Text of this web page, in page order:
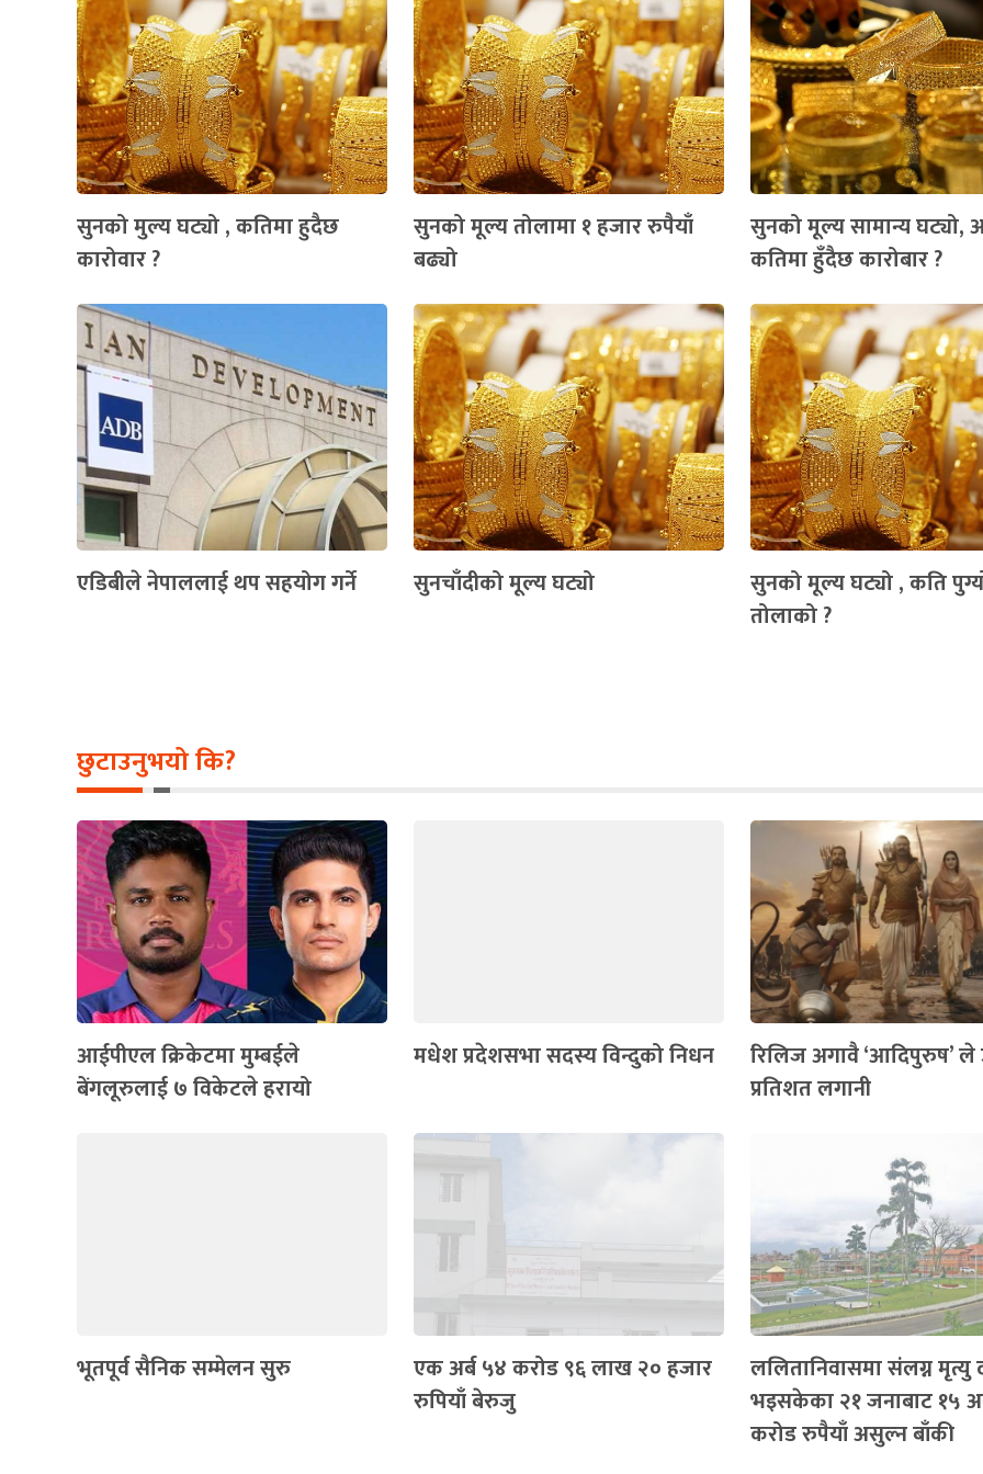
सुनको मुल्य घट्यो , कतिमा हुदैछ
कारोवार ?
सुनको मूल्य तोलामा १ हजार रुपैयाँ
बढ्यो
सुनको मूल्य सामान्य
कतिमा हुँदैछ कारोबार ?
एडिबीले नेपाललाई थप सहयोग गर्ने सुनचाँदीको मूल्य घट्यो
सुनको मूल्य घट्यो , कति
तोलाको ?
छुटाउनुभयो कि?
आईपीएल क्रिकेटमा मुम्बईले
बेंगलूरुलाई ७ विकेटले हरायो
मधेश प्रदेशसभा सदस्य विन्दुको निधन
रिलिज अगावै ‘आदिपुरुष’ ले
प्रतिशत लगानी
भूतपूर्व सैनिक सम्मेलन सुरु
एक अर्ब ५४ करोड ९६ लाख २० हजार
रुपियाँ बेरुजु
ललितानिवासमा संलग्न मृत्यु
भइसकेका २१ जनाबाट १५
करोड रुपैयाँ असुल्न बाँकी